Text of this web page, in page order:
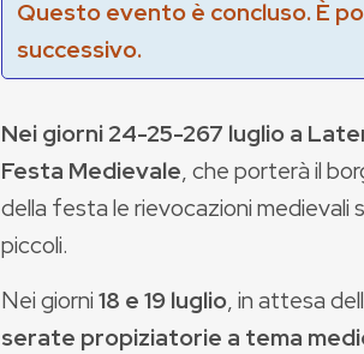
Questo evento è concluso. È
successivo.
Nei giorni 24-25-267 luglio a
Festa Medievale, che porterà il
della festa le rievocazioni medievali
piccoli.
Nei giorni18 e 19 luglio, in attesa
serate propiziatorie a tema